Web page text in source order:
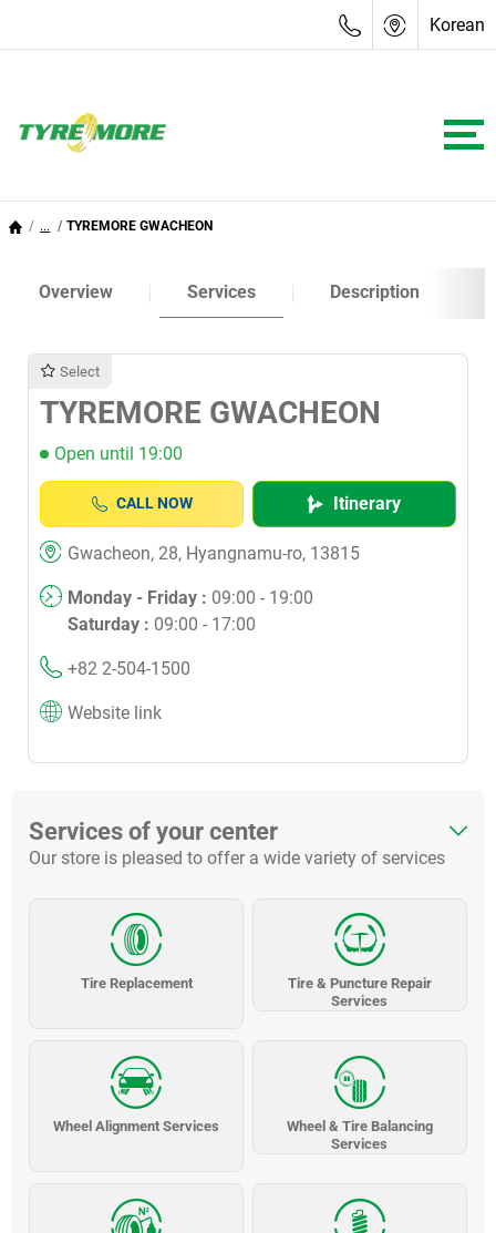
Korean
... TYREMORE GWACHEON
Overview Services Description
Select
TYREMORE GWACHEON
Open until 19:00
CALL NOW Itinerary
Gwacheon, 28, Hyangnamu-ro, 13815
Monday - Friday : 09:00 - 19:00
Saturday : 09:00 - 17:00
+82 2-504-1500
Website link
Services of your center
Our store is pleased to offer a wide variety of services
Tire Replacement
Tire & Puncture Repair
Services
Wheel Alignment Services
Wheel & Tire Balancing
Services